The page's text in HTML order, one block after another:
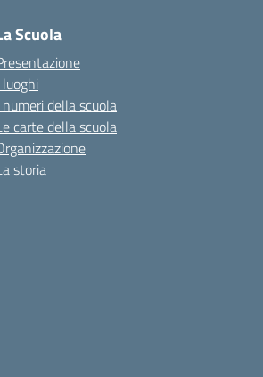
Scuola
numeri della scuola
carte della scuola
storia